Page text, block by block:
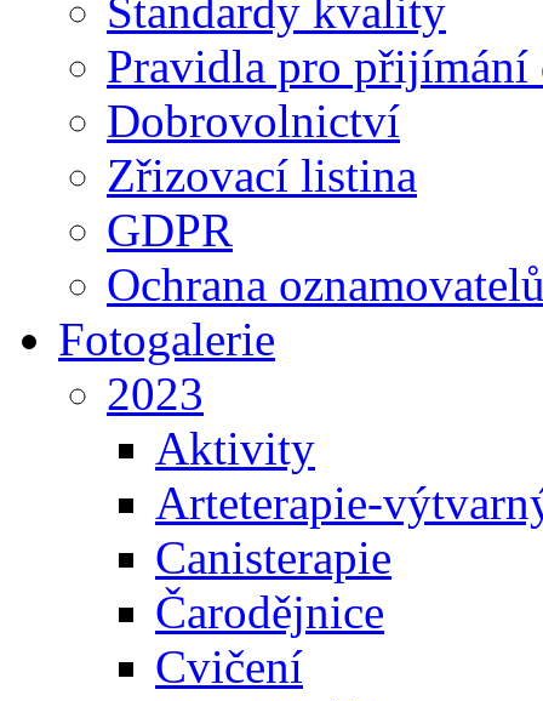
Standardy kvality
Pravidla pro přijímání
Dobrovolnictví
Zřizovací listina
GDPR
Ochrana
Fotogalerie
2023
Aktivity
Arteterapie-
Canisterapie
Čarodějnice
Cvičení